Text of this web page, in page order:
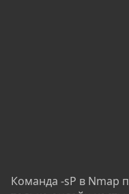
Команда -sP в Nmap